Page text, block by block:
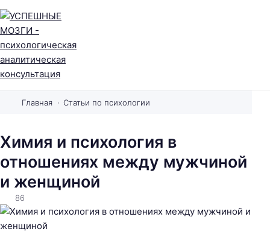
Ш
Н
Е
М
О
З
Главная Статьи по психологии
Химия и психология в
отношениях между мужчиной
и женщиной
86